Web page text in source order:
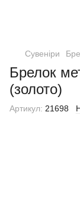
Сувеніри
Брелок
(золото)
Артикул: 21698